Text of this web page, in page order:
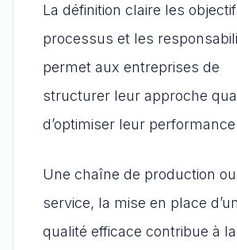
La définition claire les
processus et les
permet aux entreprises de
structurer leur approche
d’optimiser leur
Une chaîne de production
service, la mise en place
qualité efficace contribue à la